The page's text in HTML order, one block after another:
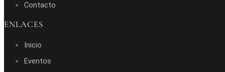
Contacto
ENLACES
Inicio
Eventos